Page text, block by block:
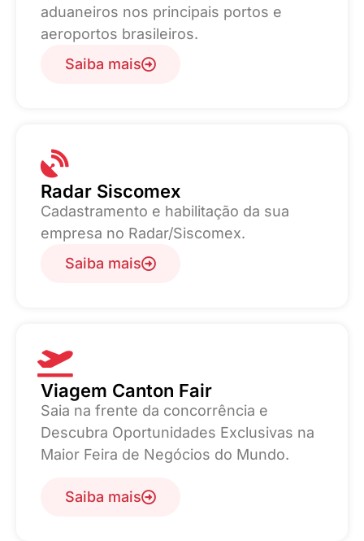
aduaneiros nos principais portos e
aeroportos brasileiros.
Saiba mais
Radar Siscomex
Cadastramento e habilitação da sua
empresa no Radar/Siscomex.
Saiba mais
Viagem Canton Fair
Saia na frente da concorrência e
Descubra Oportunidades Exclusivas na
Maior Feira de Negócios do Mundo.
Saiba mais